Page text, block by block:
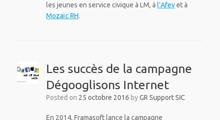
les jeunes en service civique à LM, à l’Afevet à
Mozaïc RH.
Les succès de la campagne
Dégooglisons Internet
Posted on 25 octobre 2016 byGR Support SIC
En 2014, Framasoft lance la campagne